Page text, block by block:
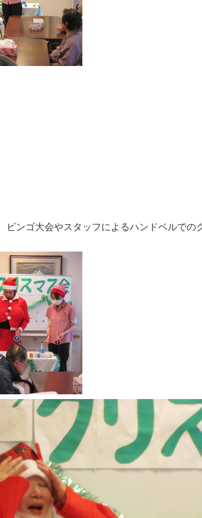
ビンゴ大会やスタッフによるハンドベルで